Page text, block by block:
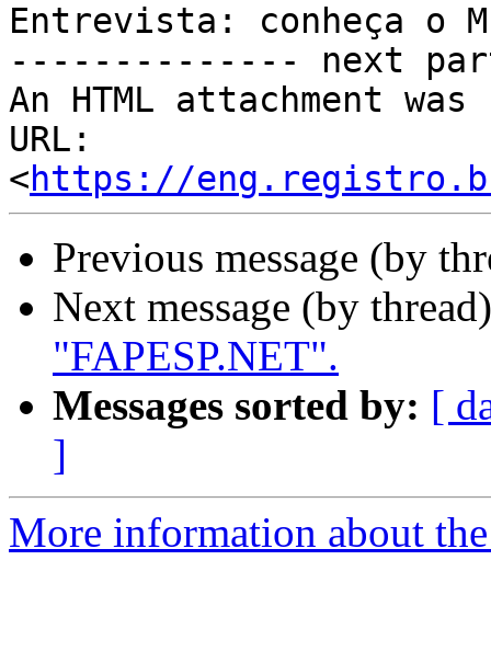
Entrevista: conheça o
-------------- next
An HTML attachment
URL:
<https://
Previous message (by
Next message (by
"FAPESP.NET".
Messages sorted by: [
]
More information about